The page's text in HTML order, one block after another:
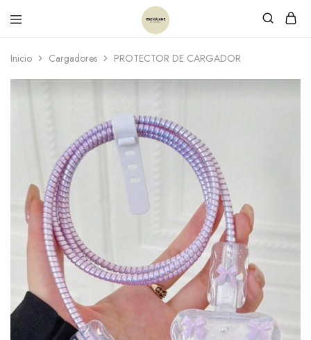
Inicio Cargadores PROTECTOR DE CARGADOR